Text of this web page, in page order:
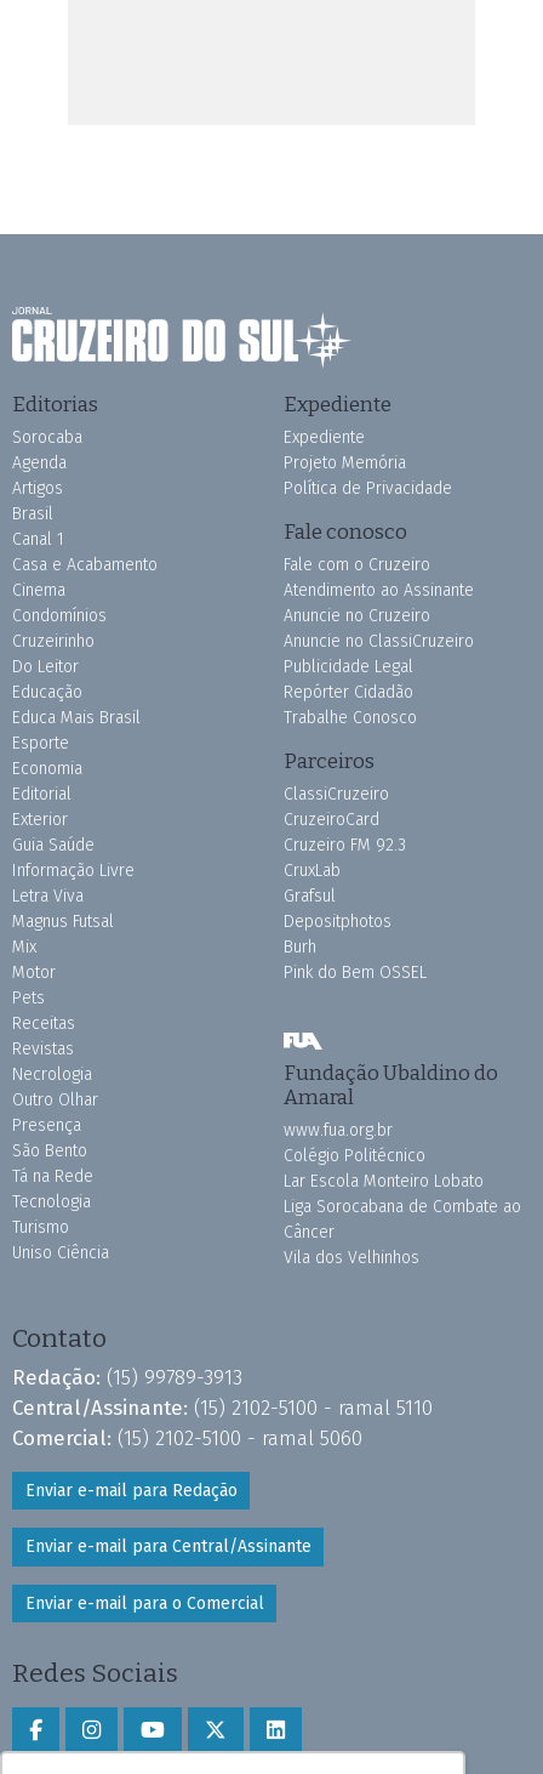
Editorias
Sorocaba
Agenda
Artigos
Brasil
Canal 1
Casa e Acabamento
Cinema
Condomínios
Cruzeirinho
Do Leitor
Educação
Educa Mais Brasil
Esporte
Economia
Editorial
Exterior
Guia Saúde
Informação Livre
Letra Viva
Magnus Futsal
Mix
Motor
Pets
Receitas
Revistas
Necrologia
Outro Olhar
Presença
São Bento
Tá na Rede
Tecnologia
Turismo
Uniso Ciência
Expediente
Expediente
Projeto Memória
Política de Privacidade
Fale conosco
Fale com o Cruzeiro
Atendimento ao Assinante
Anuncie no Cruzeiro
Anuncie no ClassiCruzeiro
Publicidade Legal
Repórter Cidadão
Trabalhe Conosco
Parceiros
ClassiCruzeiro
CruzeiroCard
Cruzeiro FM 92.3
CruxLab
Grafsul
Depositphotos
Burh
Pink do Bem OSSEL
Fundação Ubaldino do
Amaral
www.fua.org.br
Colégio Politécnico
Lar Escola Monteiro Lobato
Liga Sorocabana de Combate ao
Câncer
Vila dos Velhinhos
Contato
Redação: (15) 99789-3913
Central/Assinante: (15) 2102-5100 - ramal 5110
Comercial: (15) 2102-5100 - ramal 5060
Enviar e-mail para Redação
Enviar e-mail para Central/Assinante
Enviar e-mail para o Comercial
Redes Sociais